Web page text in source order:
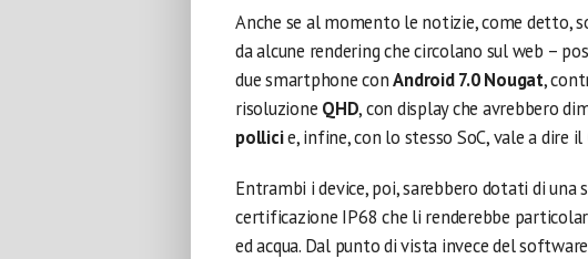
Anche se al momento le notizie, come detto,
da alcune rendering che circolano sul web –
due smartphone conAndroid 7.0 Nougat,
risoluzione QHD, con display che avrebbero
pollicie, infine, con lo stesso SoC, vale a dire il
Entrambi i device, poi, sarebbero dotati di
certificazione IP68 che li renderebbe
ed acqua. Dal punto di vista invece del